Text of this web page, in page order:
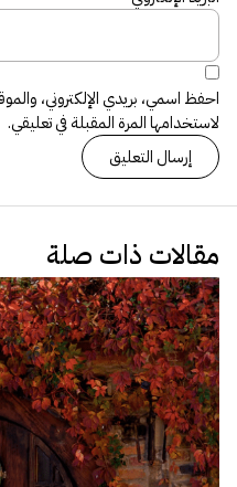
احفظ اسمي، بريدي الإلكتروني،
لاستخدامها المرة المقبلة في تعليقي.
مقالات ذات صلة